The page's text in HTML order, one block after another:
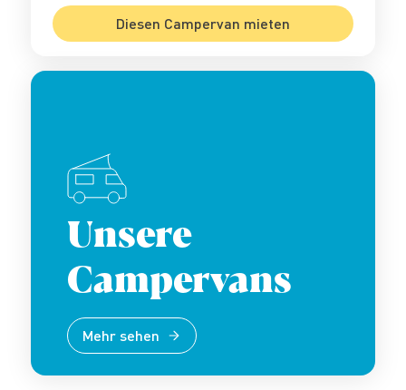
Diesen Campervan mieten
Unsere
Campervans
Mehr sehen